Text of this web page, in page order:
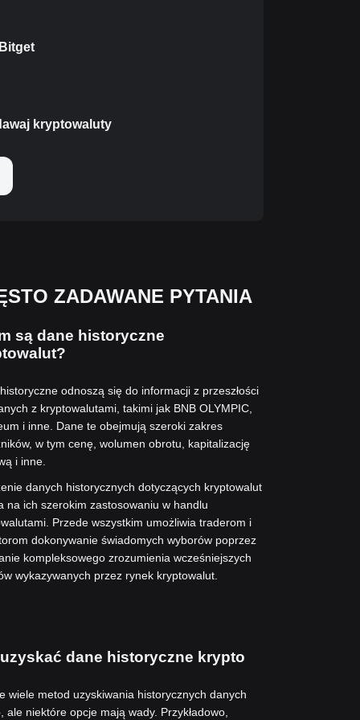
kryptowaluty
ZADAWANE PYTANIA
są dane historyczne
odnoszą się do informacji z przeszłości
z kryptowalutami, takimi jak BNB OLYMPIC,
i inne. Dane te obejmują szeroki zakres
w tym cenę, wolumen obrotu, kapitalizację
i inne.
danych historycznych dotyczących kryptowalut
na ich szerokim zastosowaniu w handlu
Przede wszystkim umożliwia traderom i
dokonywanie świadomych wyborów poprzez
kompleksowego zrozumienia wcześniejszych
wykazywanych przez rynek kryptowalut.
dane historyczne krypto
wiele metod uzyskiwania historycznych danych
ale niektóre opcje mają wady. Przykładowo,